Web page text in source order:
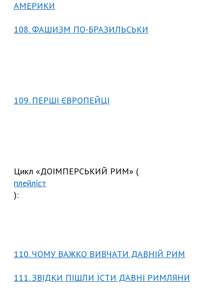
АМЕРИКИ
108. ФАШИЗМ ПО-БРАЗИЛЬСЬКИ
109. ПЕРШІ ЄВРОПЕЙЦІ
Цикл «ДОІМПЕРСЬКИЙ РИМ» (
плейліст
):
110. ЧОМУ ВАЖКО ВИВЧАТИ ДАВНІЙ РИМ
111. ЗВІДКИ ПІШЛИ ЇСТИ ДАВНІ РИМЛЯНИ